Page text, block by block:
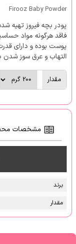
Firooz Baby Powder
پودر بچه فیروز تهیه
پوست بوده و دارای
التهاب و عرق سوز
مقدار
مشخصات
برند
مقدار